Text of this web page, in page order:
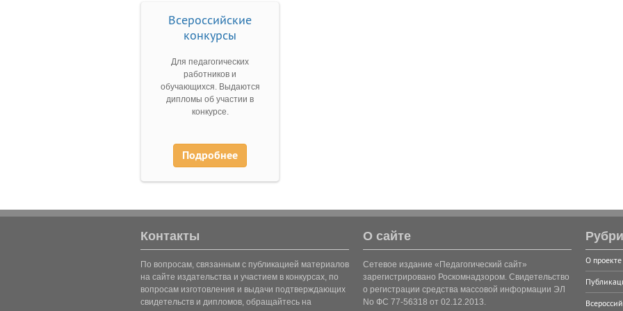
Всероссийские
конкурсы
Для педагогических
работников и
обучающихся. Выдаются
дипломы об участии в
конкурсе.
Подробнее
Контакты
По вопросам, связанным с публикацией материалов
на сайте издательства и участием в конкурсах, по
вопросам изготовления и выдачи подтверждающих
свидетельств и дипломов, обращайтесь на
О сайте
Сетевое издание «Педагогический сайт»
зарегистрировано Роскомнадзором. Свидетельство
о регистрации средства массовой информации ЭЛ
No ФС 77-56318 от 02.12.2013.
О проекте